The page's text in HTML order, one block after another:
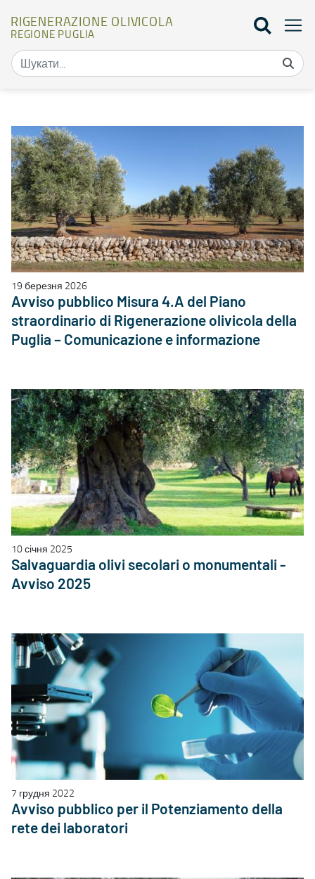
RIGENERAZIONE OLIVICOLA
REGIONE PUGLIA
19 березня 2026
Avviso pubblico Misura 4.A del Piano
straordinario di Rigenerazione olivicola della
Puglia – Comunicazione e informazione
10 січня 2025
Salvaguardia olivi secolari o monumentali -
Avviso 2025
7 грудня 2022
Avviso pubblico per il Potenziamento della
rete dei laboratori